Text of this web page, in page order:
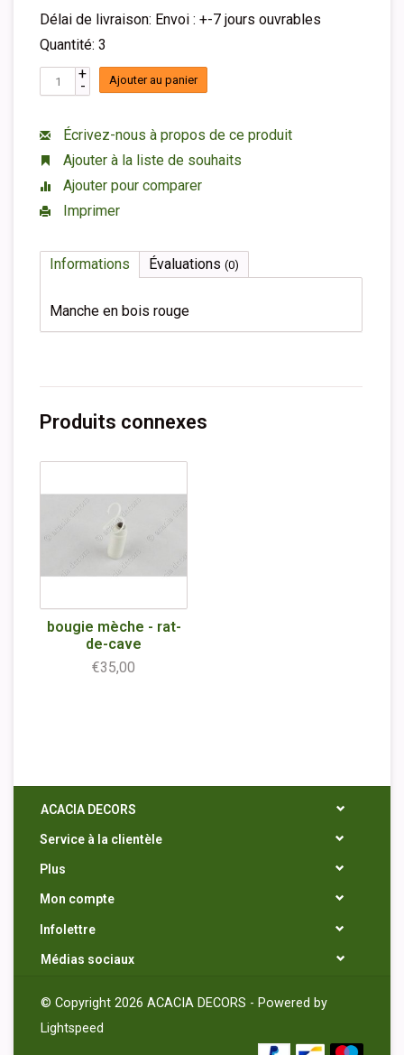
Délai de livraison: Envoi : +-7 jours ouvrables
Quantité: 3
+
- Ajouter au panier
Écrivez-nous à propos de ce produit
Ajouter à la liste de souhaits
Ajouter pour comparer
Imprimer
Informations Évaluations (0)
Manche en bois rouge
Produits connexes
bougie mèche - rat-
de-cave
€35,00
ACACIA DECORS
Service à la clientèle
Plus
Mon compte
Infolettre
Médias sociaux
© Copyright 2026 ACACIA DECORS - Powered by
Lightspeed